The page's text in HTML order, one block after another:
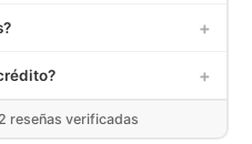
de seguimiento una vez
+
con garantía de
+
quincenas con Aplazó sin
reseñas verificadas